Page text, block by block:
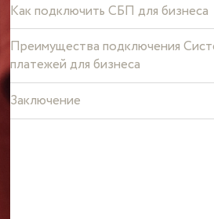
Как подключить СБП для бизнеса
Преимущества подключения
платежей для бизнеса
Заключение